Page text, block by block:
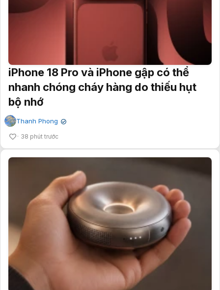
iPhone 18 Pro và iPhone gập có thể
nhanh chóng cháy hàng do thiếu hụt
bộ nhớ
Thanh Phong ✔
38 phút trước